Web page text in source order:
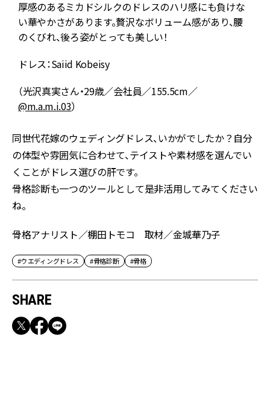
厚感のあるミカドシルクのドレスのハリ感にも負けな
い華やかさがあります。贅沢なボリューム感があり、腰
のくびれ、後ろ姿がとっても美しい！
ドレス：Saiid Kobeisy
（光沢真実さん・29歳／会社員／155.5cm／
@m.a.m.i.03）
同世代花嫁のウェディングドレス、いかがでしたか？自分
の体型や雰囲気に合わせて、テイストや素材感を選んでい
くことがドレス選びの肝です。
骨格診断も一つのツールとして是非活用してみてください
ね。
骨格アナリスト／棚田トモコ 取材／金城華乃子
#ウエディングドレス #骨格診断 #骨格
SHARE